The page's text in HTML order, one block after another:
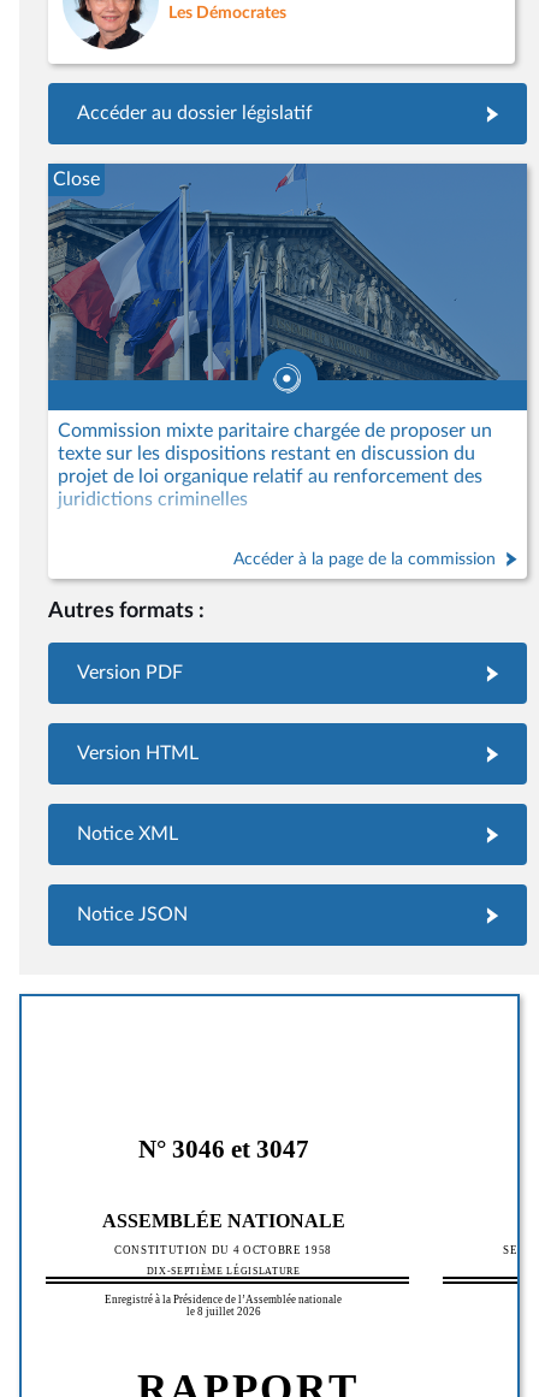
Les Démocrates
Accéder au dossier législatif
Commission mixte paritaire chargée de proposer un
texte sur les dispositions restant en discussion du
projet de loi organique relatif au renforcement des
juridictions criminelles
Accéder à la page de la commission
Close
Autres formats :
Version PDF
Version HTML
Notice XML
Notice JSON